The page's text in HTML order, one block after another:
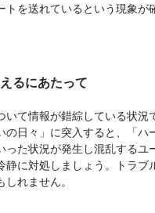
トを送れているという現象
るにあたって
いて情報が錯綜している状
の日々」に突入すると、「
った状況が発生し混乱する
静に対処しましょう。トラ
れません。